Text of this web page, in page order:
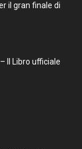
il gran finale di
Il Libro ufficiale